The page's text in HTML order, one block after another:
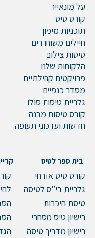
על מונאייר
קורס טיס
תוכניות מימון
חיילים משוחררים
טיסות צילום
הלקוחות שלנו
פרויקטים קהילתיים
מסדר כנפיים
גלריית טיסות סולו
קורס טיסות מבנה
חדשות ועדכוני תעופה
בית ספר לטיס
קורס טיס אזרחי
גלריית בי”ס לטיסה
טיסת היכרות
רישיון טיס מסחרי
רישיון מדריך טיסה